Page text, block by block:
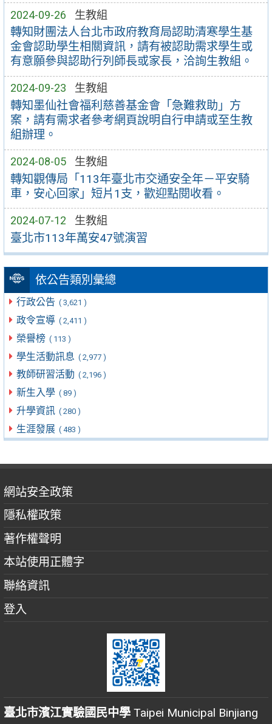
2024-09-26 生教組
轉知財團法人台北市政府教育局認助清寒學生基
金會認助學生相關資訊，請有被認助需求學生或
有意願參與認助行列師長或家長，洽詢生教組。
2024-09-23 生教組
轉知墨仙社會福利慈善基金會「急難救助」方
案，請有需求者參考網頁說明自行申請或至生教
組辦理。
2024-08-05 生教組
轉知觀傳局「113年臺北市交通安全年－平安騎
車，安心回家」短片1支，歡迎點閱收看。
2024-07-12 生教組
臺北市113年萬安47號演習
依公告類別彙總
行政公告 ( 3,621 )
政令宣導 ( 2,411 )
榮譽榜 ( 113 )
學生活動訊息 ( 2,977 )
教師研習活動 ( 2,196 )
新生入學 ( 89 )
升學資訊 ( 280 )
生涯發展 ( 483 )
網站安全政策
隱私權政策
著作權聲明
本站使用正體字
聯絡資訊
登入
臺北市濱江實驗國民中學 Taipei Municipal Binjiang